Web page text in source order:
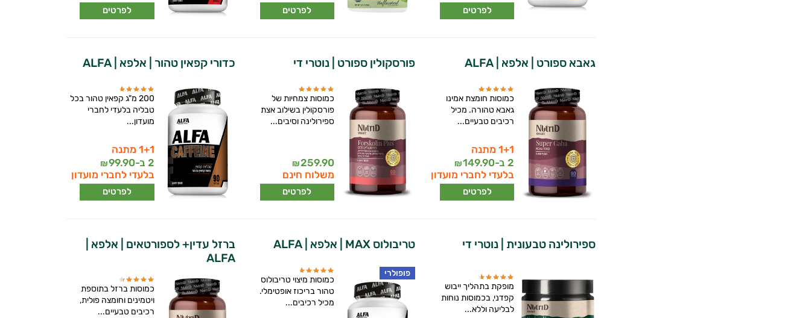
לפרטים לפרטים לפרטים
גאבא ספורט | אלפא | ALFA
כמוסות חומצת אמינו
גאבא טהורה. מכיל
רכיבים טבעיים...
1+1 מתנה
2 ב-
149.90
₪
בלעדי לחברי מועדון
לפרטים
פורסקולין ספורט | נוטרי די
כמוסות צמחיות של
פורסקולין בשילוב אצת
ספירולינה וסיבים...
259.90
₪
משלוח חינם
לפרטים
כדורי קפאין טהור | אלפא | ALFA
200 מ"ג קפאין טהור בכל
טבליה בלעדי לחברי
מועדון...
1+1 מתנה
2 ב-
99.90
₪
בלעדי לחברי מועדון
לפרטים
ספירולינה טבעונית | נוטרי די
מופקת בתהליך ייבוש
קפדני, בכמוסות נוחות
לבליעה וללא...
טריבולוס MAX | אלפא | ALFA
פופולרי
כמוסות מיצוי טריבולוס
טהור בריכוז אופטימלי.
מכיל רכיבים...
ברזל עדין+ לספורטאים | אלפא |
ALFA
כמוסות ברזל בתוספת
ויטמינים וחומצה פולית,
רכיבים טבעיים...